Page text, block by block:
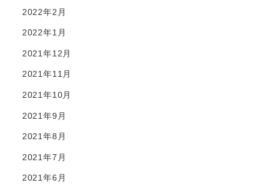
2022年2月
2022年1月
2021年12月
2021年11月
2021年10月
2021年9月
2021年8月
2021年7月
2021年6月